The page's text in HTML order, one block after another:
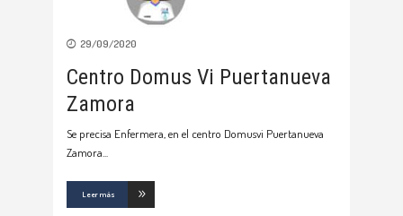
29/09/2020
Centro Domus Vi Puertanueva
Zamora
Se precisa Enfermera, en el centro Domusvi Puertanueva
Zamora
Leer más